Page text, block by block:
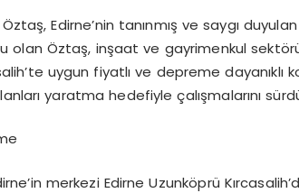
Edirne’nin tanınmış ve saygı
olan Öztaş, inşaat ve gayrimenkul
uygun fiyatlı ve depreme
yaratma hedefiyle çalışmalarını
merkezi Edirne Uzunköprü